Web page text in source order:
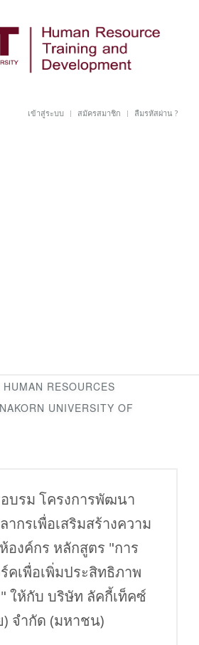
เข้าสู่ระบบ สมัครสมาชิก ลืมรหัสผ่าน ?
RESOURCES
UNIVERSITY OF
บรม โครงการพัฒนา
กรเพื่อเสริมสร้างความ
องค์กร หลักสูตร "การ
คเพื่อเพิ่มประสิทธิภาพ
ให้กับ บริษัท ลัคกี้เท็คซ์
) จำกัด (มหาชน)